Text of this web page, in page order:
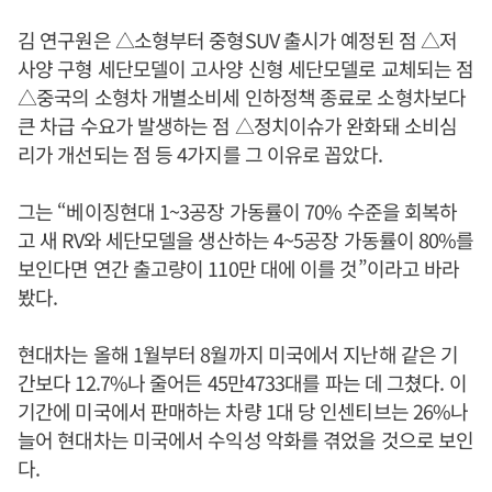
김 연구원은 △소형부터 중형SUV 출시가 예정된 점 △저
사양 구형 세단모델이 고사양 신형 세단모델로 교체되는 점
△중국의 소형차 개별소비세 인하정책 종료로 소형차보다
큰 차급 수요가 발생하는 점 △정치이슈가 완화돼 소비심
리가 개선되는 점 등 4가지를 그 이유로 꼽았다.
그는 “베이징현대 1~3공장 가동률이 70% 수준을 회복하
고 새 RV와 세단모델을 생산하는 4~5공장 가동률이 80%를
보인다면 연간 출고량이 110만 대에 이를 것”이라고 바라
봤다.
현대차는 올해 1월부터 8월까지 미국에서 지난해 같은 기
간보다 12.7%나 줄어든 45만4733대를 파는 데 그쳤다. 이
기간에 미국에서 판매하는 차량 1대 당 인센티브는 26%나
늘어 현대차는 미국에서 수익성 악화를 겪었을 것으로 보인
다.